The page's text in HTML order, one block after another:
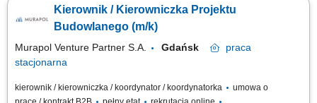
podwykonawców. Nadzór nad jakością, terminowością i zgodnością prac
z dokumentacją oraz przepisami BHP. Opracowywanie harmonogramów i
Kierownik / Kierowniczka Projektu
Budowlanego (m/k)
Murapol Venture Partner S.A. Gdańsk
praca
stacjonarna
kierownik / kierowniczka / koordynator / koordynatorka
umowa o